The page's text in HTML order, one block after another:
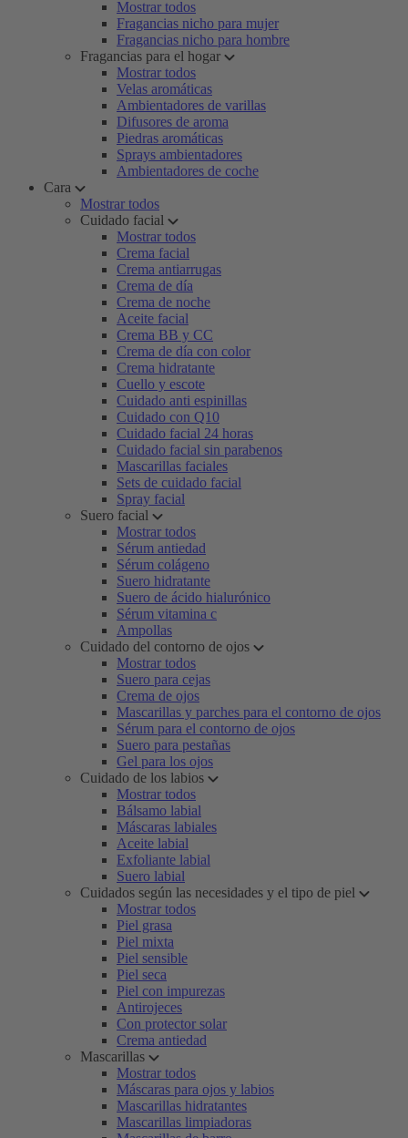
Mostrar todos
Fragancias nicho para mujer
Fragancias nicho para hombre
Fragancias para el hogar
Mostrar todos
Velas aromáticas
Ambientadores de varillas
Difusores de aroma
Piedras aromáticas
Sprays ambientadores
Ambientadores de coche
Cara
Mostrar todos
Cuidado facial
Mostrar todos
Crema facial
Crema antiarrugas
Crema de día
Crema de noche
Aceite facial
Crema BB y CC
Crema de día con color
Crema hidratante
Cuello y escote
Cuidado anti espinillas
Cuidado con Q10
Cuidado facial 24 horas
Cuidado facial sin parabenos
Mascarillas faciales
Sets de cuidado facial
Spray facial
Suero facial
Mostrar todos
Sérum antiedad
Sérum colágeno
Suero hidratante
Suero de ácido hialurónico
Sérum vitamina c
Ampollas
Cuidado del contorno de ojos
Mostrar todos
Suero para cejas
Crema de ojos
Mascarillas y parches para el contorno de ojos
Sérum para el contorno de ojos
Suero para pestañas
Gel para los ojos
Cuidado de los labios
Mostrar todos
Bálsamo labial
Máscaras labiales
Aceite labial
Exfoliante labial
Suero labial
Cuidados según las necesidades y el tipo de piel
Mostrar todos
Piel grasa
Piel mixta
Piel sensible
Piel seca
Piel con impurezas
Antirojeces
Con protector solar
Crema antiedad
Mascarillas
Mostrar todos
Máscaras para ojos y labios
Mascarillas hidratantes
Mascarillas limpiadoras